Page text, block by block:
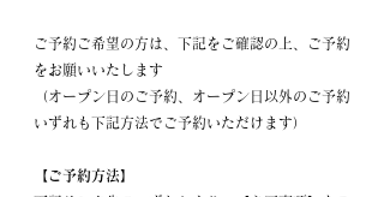
ご予約ご希望の方は、下記をご確認の上、ご予約
をお願いいたします
（オープン日のご予約、オープン日以外のご予約
いずれも下記方法でご予約いただけます）
【ご予約方法】